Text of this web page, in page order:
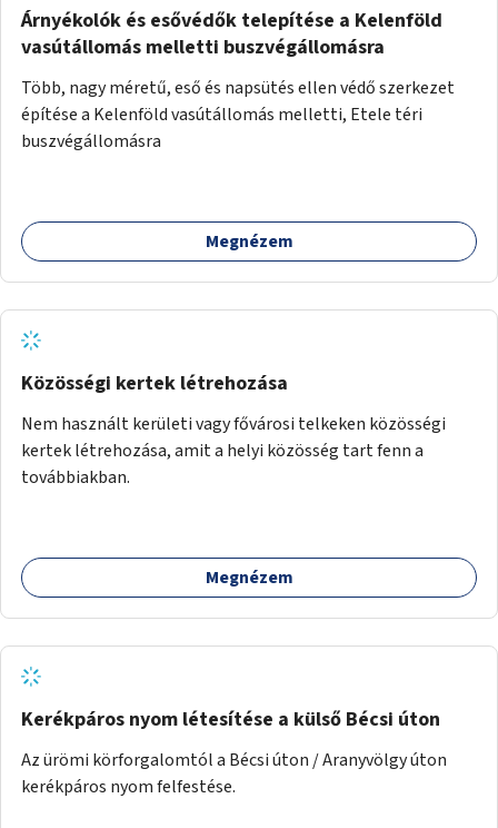
Árnyékolók és esővédők telepítése a Kelenföld
vasútállomás melletti buszvégállomásra
Több, nagy méretű, eső és napsütés ellen védő szerkezet
építése a Kelenföld vasútállomás melletti, Etele téri
buszvégállomásra
Megnézem
Közösségi kertek létrehozása
Nem használt kerületi vagy fővárosi telkeken közösségi
kertek létrehozása, amit a helyi közösség tart fenn a
továbbiakban.
Megnézem
Kerékpáros nyom létesítése a külső Bécsi úton
Az ürömi körforgalomtól a Bécsi úton / Aranyvölgy úton
kerékpáros nyom felfestése.